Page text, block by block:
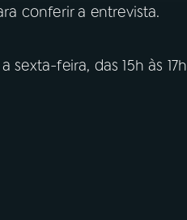
conferir a entrevista.
feira, das 15h às